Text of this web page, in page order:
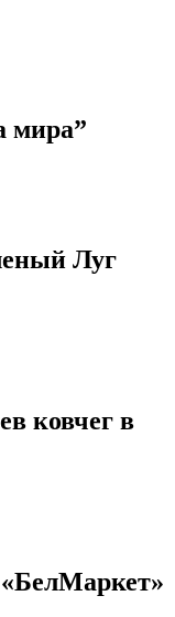
мира”
Луг
ковчег в
«БелМаркет»